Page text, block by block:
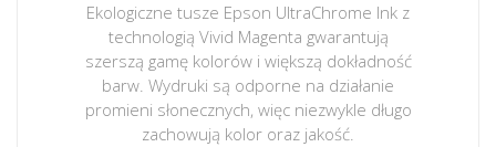
Ekologiczne tusze Epson UltraChrome Ink z
technologią Vivid Magenta gwarantują
szerszą gamę kolorów i większą dokładność
barw. Wydruki są odporne na działanie
promieni słonecznych, więc niezwykle długo
zachowują kolor oraz jakość.